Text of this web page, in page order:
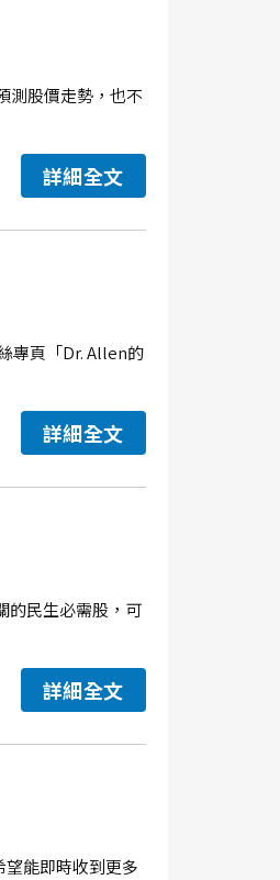
測股價走勢，也不
詳細全文
專頁「Dr. Allen的
詳細全文
的民生必需股，可
詳細全文
能即時收到更多